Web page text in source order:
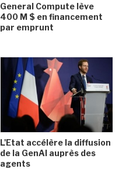
General Compute lève
400 M $ en financement
par emprunt
L'Etat accélère la diffusion
de la GenAI auprès des
agents